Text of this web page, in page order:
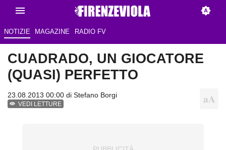
NOTIZIE MAGAZINE RADIO FV
CUADRADO, UN GIOCATORE
(QUASI) PERFETTO
23.08.2013 00:00 di Stefano Borgi
VEDI LETTURE